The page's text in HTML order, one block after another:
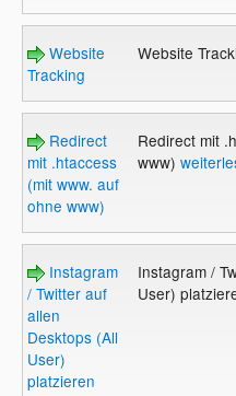
Website
Tracking
Website
Redirect
mit .htaccess
(mit www. auf
ohne www)
Redirect mit
www)
Instagram
/ Twitter auf
allen
Desktops (All
User)
platzieren
Instagram /
User)